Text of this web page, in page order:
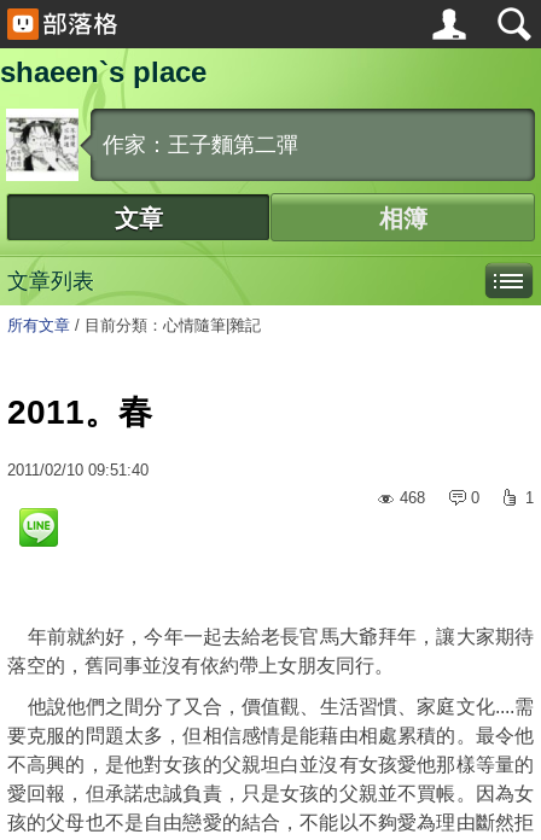
shaeen`s place
作家：王子麵第二彈
文章 相簿
文章列表
所有文章 / 目前分類：心情隨筆|雜記
2011。春
2011/02/10 09:51:40
468
0 1
年前就約好，今年一起去給老長官馬大爺拜年，讓大家期待
落空的，舊同事並沒有依約帶上女朋友同行。
他說他們之間分了又合，價值觀、生活習慣、家庭文化....需
要克服的問題太多，但相信感情是能藉由相處累積的。最令他
不高興的，是他對女孩的父親坦白並沒有女孩愛他那樣等量的
愛回報，但承諾忠誠負責，只是女孩的父親並不買帳。因為女
孩的父母也不是自由戀愛的結合，不能以不夠愛為理由斷然拒